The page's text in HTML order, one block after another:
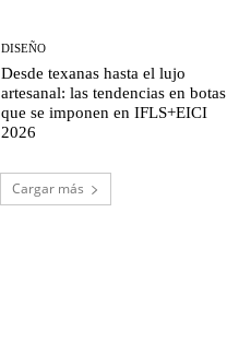
DISEÑO
Desde texanas hasta el lujo
artesanal: las tendencias en botas
que se imponen en IFLS+EICI
2026
Cargar más